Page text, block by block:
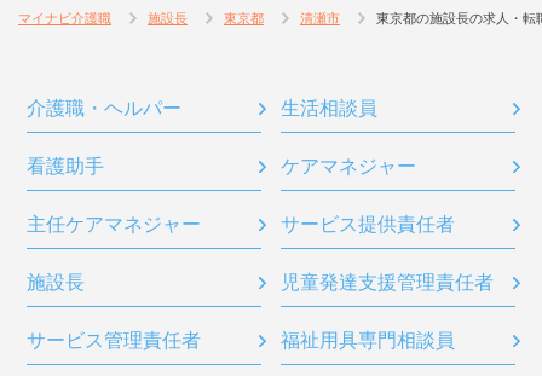
マイナビ介護職 施設長 東京都 清瀬市 東京都の施設長の求人・転
介護職・ヘルパー 生活相談員
看護助手 ケアマネジャー
主任ケアマネジャー サービス提供責任者
施設長 児童発達支援管理責任者
サービス管理責任者 福祉用具専門相談員